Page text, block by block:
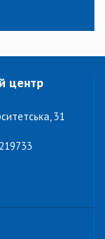
центр
31